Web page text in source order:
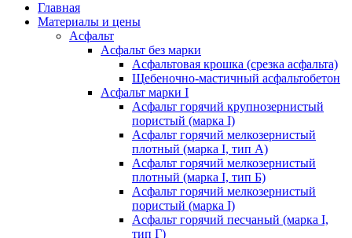
Главная
Материалы и цены
Асфальт
Асфальт без марки
Асфальтовая крошка (срезка асфальта)
Щебеночно-мастичный асфальтобетон
Асфальт марки I
Асфальт горячий крупнозернистый
пористый (марка I)
Асфальт горячий мелкозернистый
плотный (марка I, тип А)
Асфальт горячий мелкозернистый
плотный (марка I, тип Б)
Асфальт горячий мелкозернистый
пористый (марка I)
Асфальт горячий песчаный (марка I,
тип Г)